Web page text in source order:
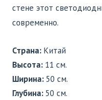
стене этот
современно.
Страна: Китай
Высота: 11 см.
Ширина: 50 см.
Глубина: 50 см.